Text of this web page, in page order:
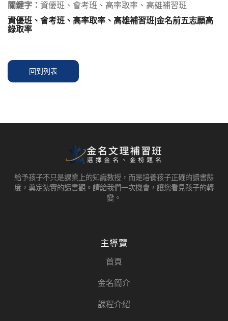
關鍵字： 資優班、會考班、高率取率、高雄補習班
資優班、會考班、高率取率、高雄補習班|金名前五志願高
錄取率
回到列表
給予孩子不只是課業上的知識教授，而是培養孩子正確的讀書態
度，奠定紮實的讀書觀。請給我們一次機會，讓您看見孩子的轉
變。
主導覽
首頁
金名簡介
課程介紹